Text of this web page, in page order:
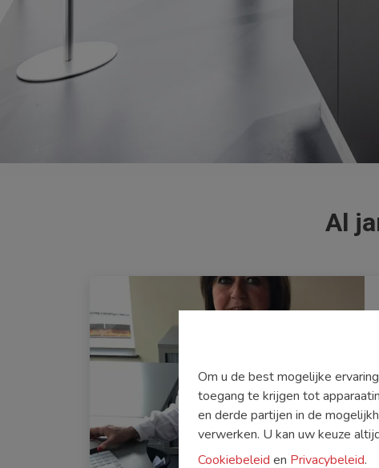
Om u de best mogelijke
toegang te krijgen tot
en derde partijen in de
verwerken. U kan uw keuze
Cookiebeleid en Privacybeleid.
Al